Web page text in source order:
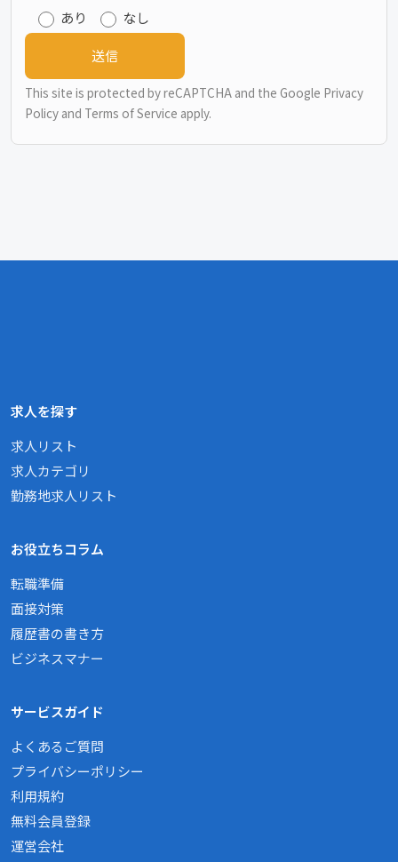
あり なし
This site is protected by reCAPTCHA and the Google Privacy
Policy and Terms of Service apply.
求人を探す
求人リスト
求人カテゴリ
勤務地求人リスト
お役立ちコラム
転職準備
面接対策
履歴書の書き方
ビジネスマナー
サービスガイド
よくあるご質問
プライバシーポリシー
利用規約
無料会員登録
運営会社